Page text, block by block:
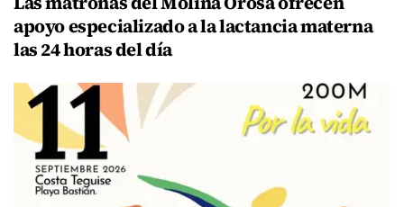
apoyo especializado a la lactancia materna
las 24 horas del día